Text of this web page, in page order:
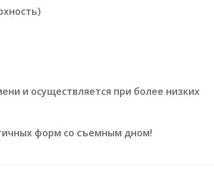
и осуществляется при более низких
форм со съемным дном!